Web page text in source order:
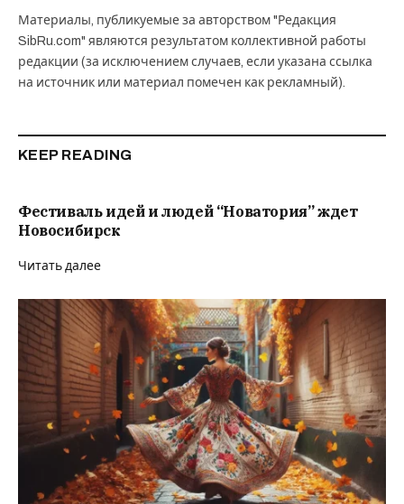
Материалы, публикуемые за авторством "Редакция
SibRu.com" являются результатом коллективной работы
редакции (за исключением случаев, если указана ссылка
на источник или материал помечен как рекламный).
KEEP READING
Фестиваль идей и людей “Новатория” ждет
Новосибирск
Читать далее